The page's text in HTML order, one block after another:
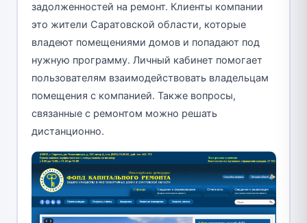
задолженностей на ремонт. Клиенты компании
это жители Саратовской области, которые
владеют помещениями домов и попадают под
нужную программу. Личный кабинет помогает
пользователям взаимодействовать владельцам
помещения с компанией. Также вопросы,
связанные с ремонтом можно решать
дистанционно.